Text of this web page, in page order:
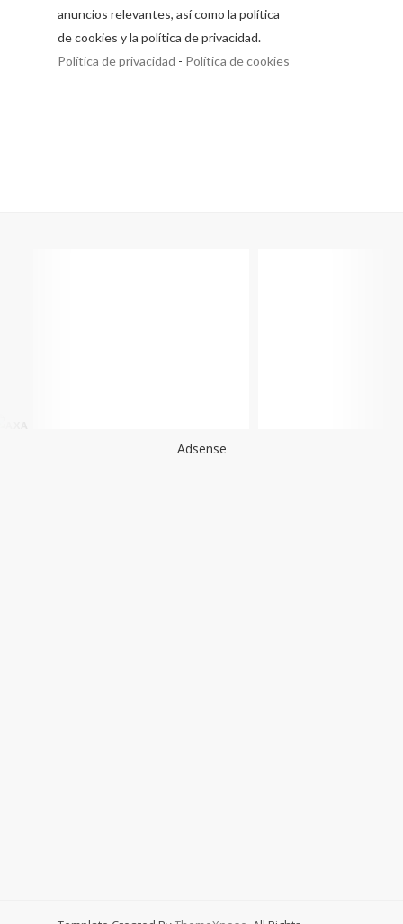
anuncios relevantes, así como la política
de cookies y la política de privacidad.
Política de privacidad - Política de cookies
Adsense